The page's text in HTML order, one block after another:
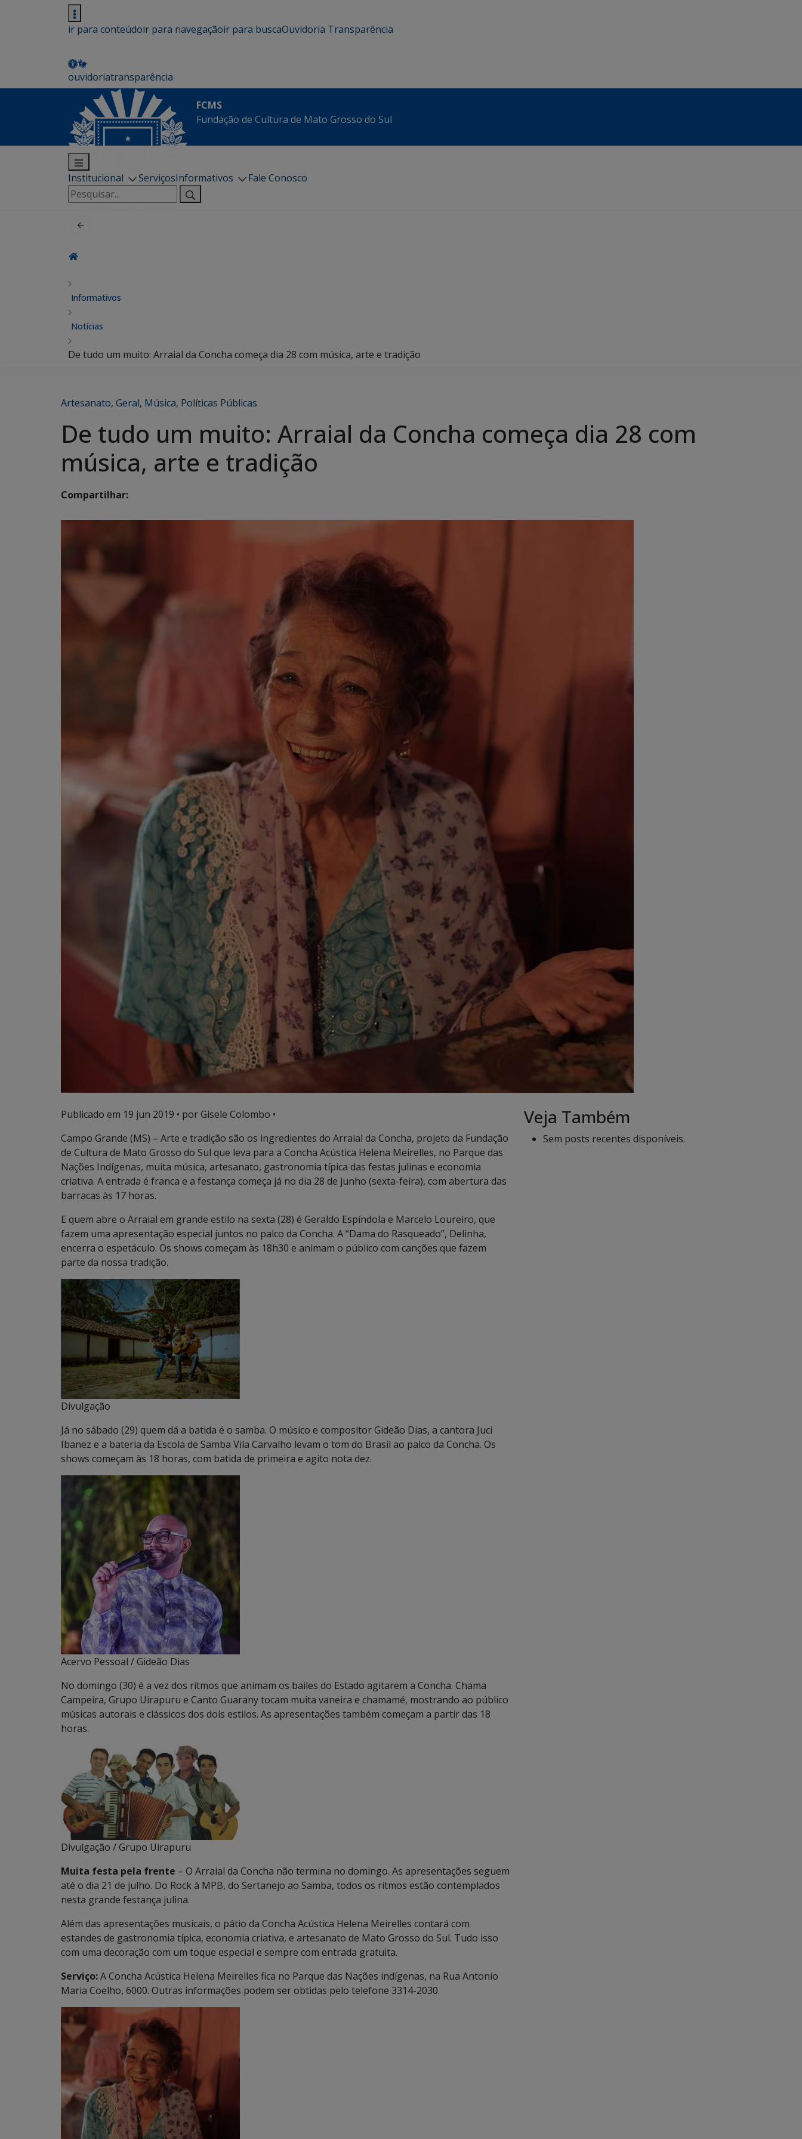
ir para conteúdoir para navegaçãoir para buscaOuvidoria Transparência
ouvidoriatransparência
FCMS
Fundação de Cultura de Mato Grosso do Sul
Institucional ServiçosInformativos
Fale Conosco
Pesquisar
por:
Informativos
Notícias
De tudo um muito: Arraial da Concha começa dia 28 com música, arte e tradição
Artesanato, Geral, Música, Políticas Públicas
De tudo um muito: Arraial da Concha começa dia 28 com
música, arte e tradição
Compartilhar:
Publicado em 19 jun 2019 • por Gisele Colombo •
Campo Grande (MS) – Arte e tradição são os ingredientes do Arraial da Concha, projeto da Fundação
de Cultura de Mato Grosso do Sul que leva para a Concha Acústica Helena Meirelles, no Parque das
Nações Indígenas, muita música, artesanato, gastronomia típica das festas julinas e economia
criativa. A entrada é franca e a festança começa já no dia 28 de junho (sexta-feira), com abertura das
barracas às 17 horas.
E quem abre o Arraial em grande estilo na sexta (28) é Geraldo Espíndola e Marcelo Loureiro, que
fazem uma apresentação especial juntos no palco da Concha. A “Dama do Rasqueado”, Delinha,
encerra o espetáculo. Os shows começam às 18h30 e animam o público com canções que fazem
parte da nossa tradição.
Divulgação
Já no sábado (29) quem dá a batida é o samba. O músico e compositor Gideão Dias, a cantora Juci
Ibanez e a bateria da Escola de Samba Vila Carvalho levam o tom do Brasil ao palco da Concha. Os
shows começam às 18 horas, com batida de primeira e agito nota dez.
Acervo Pessoal / Gideão Dias
No domingo (30) é a vez dos ritmos que animam os bailes do Estado agitarem a Concha. Chama
Campeira, Grupo Uirapuru e Canto Guarany tocam muita vaneira e chamamé, mostrando ao público
músicas autorais e clássicos dos dois estilos. As apresentações também começam a partir das 18
horas.
Divulgação / Grupo Uirapuru
Muita festa pela frente – O Arraial da Concha não termina no domingo. As apresentações seguem
até o dia 21 de julho. Do Rock à MPB, do Sertanejo ao Samba, todos os ritmos estão contemplados
nesta grande festança julina.
Além das apresentações musicais, o pátio da Concha Acústica Helena Meirelles contará com
estandes de gastronomia típica, economia criativa, e artesanato de Mato Grosso do Sul. Tudo isso
com uma decoração com um toque especial e sempre com entrada gratuita.
Serviço:A Concha Acústica Helena Meirelles fica no Parque das Nações indígenas, na Rua Antonio
Maria Coelho, 6000. Outras informações podem ser obtidas pelo telefone 3314-2030.
Veja Também
Sem posts recentes disponíveis.